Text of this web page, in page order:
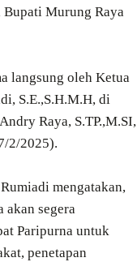
Murung Raya
langsung oleh Ketua
S.E.,S.H.M.H, di
Raya, S.TP.,M.SI,
2/2025).
mengatakan,
akan segera
Paripurna untuk
penetapan